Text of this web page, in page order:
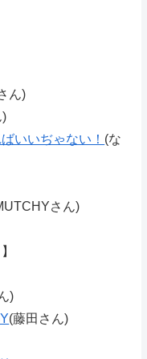
ん)
)
いいぢゃない！ (な
さん)
)
(藤田さん)